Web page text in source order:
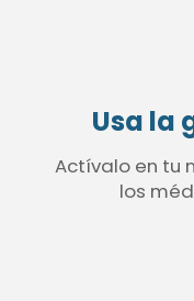
Usa la
Actívalo en tu
los